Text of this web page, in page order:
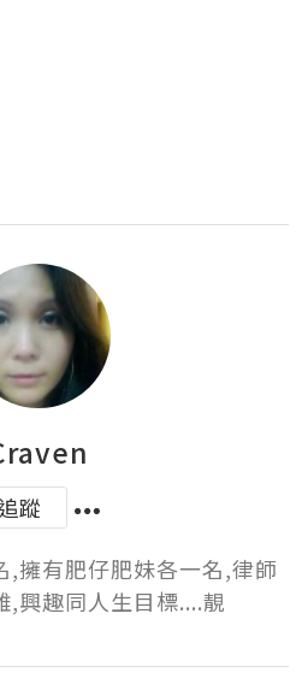
追蹤
,擁有肥仔肥妹各一名,律師
,興趣同人生目標....靚